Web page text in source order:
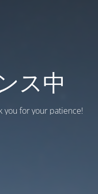
ス中
you for your patience!